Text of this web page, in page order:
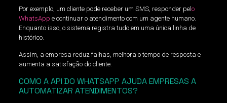
Por exemplo, um cliente pode receber um SMS, responder pel o
WhatsApp e continuar o atendimento com um agente humano.
Enquanto isso, o sistema registra tudo em uma única linha de
histórico.
Assim, a empresa reduz falhas, melhora o tempo de resposta e
aumenta a satisfação do cliente.
COMO A API DO WHATSAPP AJUDA EMPRESAS A
AUTOMATIZAR ATENDIMENTOS?